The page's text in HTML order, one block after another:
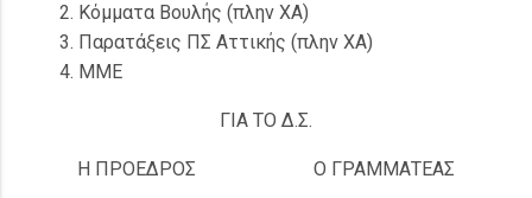
Κόμματα Βουλής (πλην ΧΑ)
Παρατάξεις ΠΣ Αττικής (πλην ΧΑ)
ΜΜΕ
ΓΙΑ ΤΟ Δ.Σ.
Η ΠΡΟΕΔΡΟΣ Ο ΓΡΑΜΜΑΤΕΑΣ